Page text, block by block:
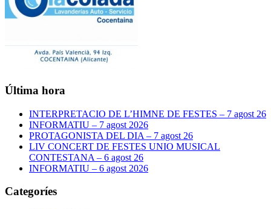
Última hora
INTERPRETACIO DE L’HIMNE DE FESTES – 7 agost 26
INFORMATIU – 7 agost 2026
PROTAGONISTA DEL DIA – 7 agost 26
LIV CONCERT DE FESTES UNIO MUSICAL
CONTESTANA – 6 agost 26
INFORMATIU – 6 agost 2026
Categoríes